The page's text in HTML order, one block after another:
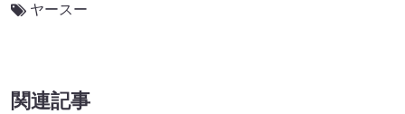
ヤースー
関連記事